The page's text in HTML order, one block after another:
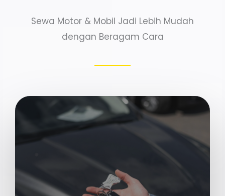
Sewa Motor & Mobil Jadi Lebih Mudah
dengan Beragam Cara